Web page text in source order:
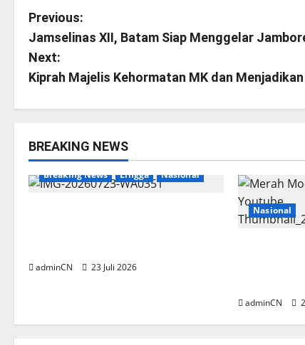
P
o
s
t
n
a
g
t
Previous:
Jamselinas XII, Batam Siap Menggelar
Next:
Kiprah Majelis Kehormatan MK dan
BREAKING NEWS
Breaking News Lingga Nasional
adminCN 23 Juli 2026
Nasional
adminCN